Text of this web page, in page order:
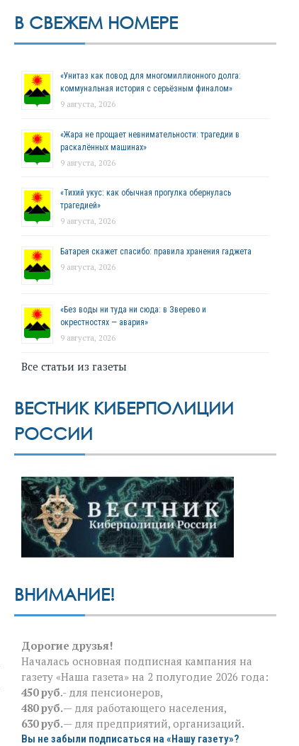
В СВЕЖЕМ НОМЕРЕ
«Унитаз как повод для многомиллионного долга:
коммунальная история с серьёзным финалом»
9 августа, 2026
«Жара не прощает невнимательности: трагедии в
раскалённых машинах»
9 августа, 2026
«Тихий укус: как обычная прогулка обернулась
трагедией»
9 августа, 2026
Батарея скажет спасибо: правила хранения гаджета
9 августа, 2026
«Без воды ни туда ни сюда: в Зверево и
окрестностях — авария»
9 августа, 2026
Все статьи из газеты
ВЕСТНИК КИБЕРПОЛИЦИИ
РОССИИ
ВНИМАНИЕ!
Дорогие друзья!
Началась основная подписная кампания на
газету «Наша газета» на 2 полугодие 2026 года:
450 руб.- для пенсионеров,
480 руб.— для работающего населения,
630 руб.— для предприятий, организаций.
Вы не забыли подписаться на «Нашу газету»?